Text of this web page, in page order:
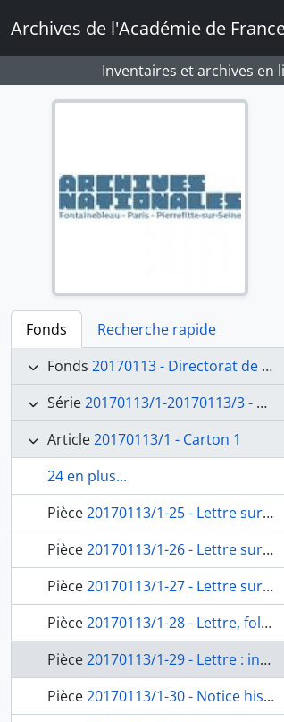
Archives de l'Académie de
Inventaires et archives en
Fonds
Recherche rapide
Fonds 20170113 - Directorat de Joseph-Benoît Suvée (1792-1807)
Série20170113/1-20170113/3 - Acquisition de la Villa Médicis, gestion des terrains, administration, restauration du palais Mancini
Article20170113/1 - Carton 1
24 en plus...
Pièce20170113/1-25 - Lettre sur des plaintes de la Reine d’Étrurie concernant l'enlèvement des matériaux précieux constituant le bâtiment du Palais Mancini, fol. 34-34bis
Pièce20170113/1-26 - Lettre sur l’enlèvement des marbres et des meubles attachés aux murs du Palais Mancini, du général Clarke au Cardinal Fesch, fol. 35-35bis
Pièce20170113/1-27 - Lettre sur les plaintes concernant l’état de dégradation du Palais Mancini, du général Lucotte, fol. 36-36bis
Pièce20170113/1-28 - Lettre, fol. 37
Pièce20170113/1-29 - Lettre : incitation du général Lucotte pour une réponse de Joseph-Benoit Suvée à la Reine d’Étrurie, fol.38-39
Pièce20170113/1-30 - Notice historique sur la Villa Médicis, fol. 40-40bis